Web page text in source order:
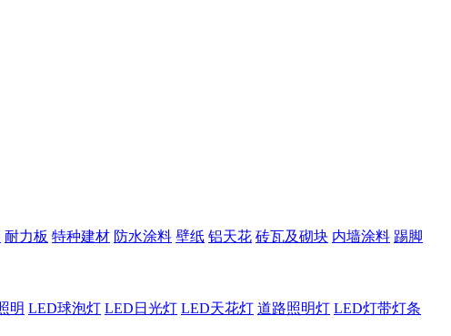
耐力板 特种建材 防水涂料 壁纸 铝天花 砖瓦及砌块 内墙涂料 踢脚
明 LED球泡灯 LED日光灯 LED天花灯 道路照明灯 LED灯带灯条